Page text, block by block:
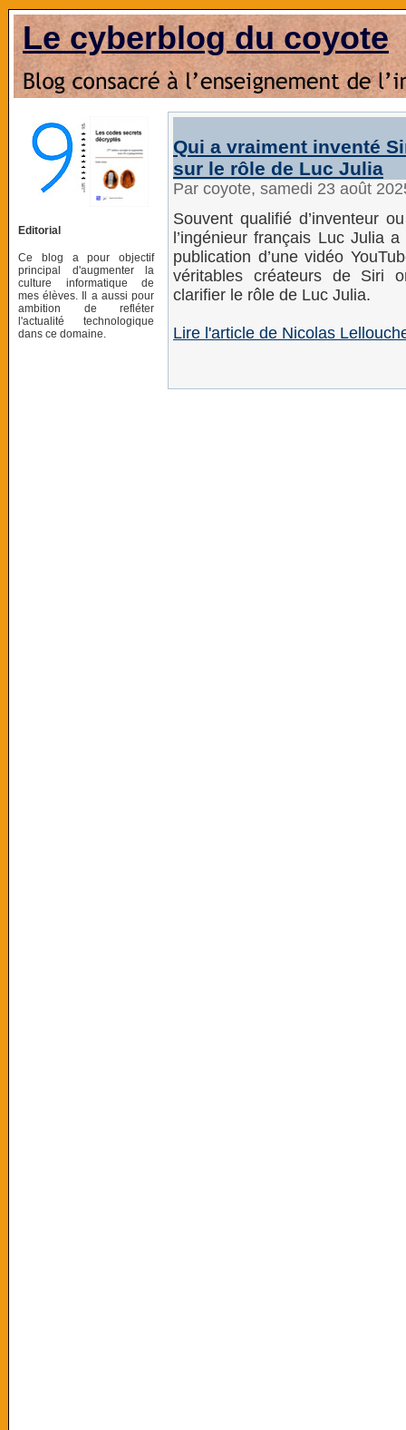
Le cyberblog du coyote
Editorial
Ce blog a pour objectif
principal d'augmenter la
culture informatique de
mes élèves. Il a aussi pour
ambition de refléter
l'actualité technologique
dans ce domaine.
Qui a vraiment inventé
sur le rôle de Luc Julia
Par coyote, samedi 23 août
Souvent qualifié d’inventeur
l’ingénieur français Luc Julia
publication d’une vidéo
véritables créateurs de Siri
clarifier le rôle de Luc Julia.
Lire l'article de Nicolas